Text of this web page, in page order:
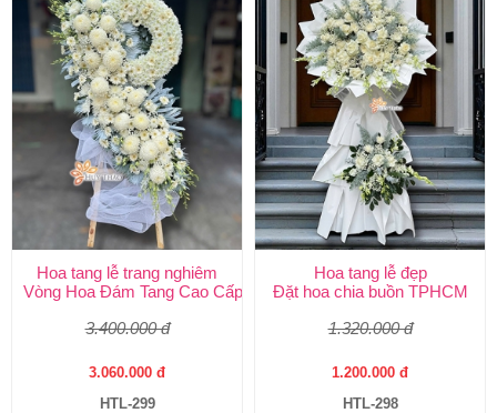
Hoa tang lễ trang nghiêm
Vòng Hoa Đám Tang Cao Cấp | Sang Trọng, Giao Nhanh
3.400.000 đ
3.060.000 đ
HTL-299
Hoa tang lễ đẹp
Đặt hoa chia buồn TPHCM
1.320.000 đ
1.200.000 đ
HTL-298